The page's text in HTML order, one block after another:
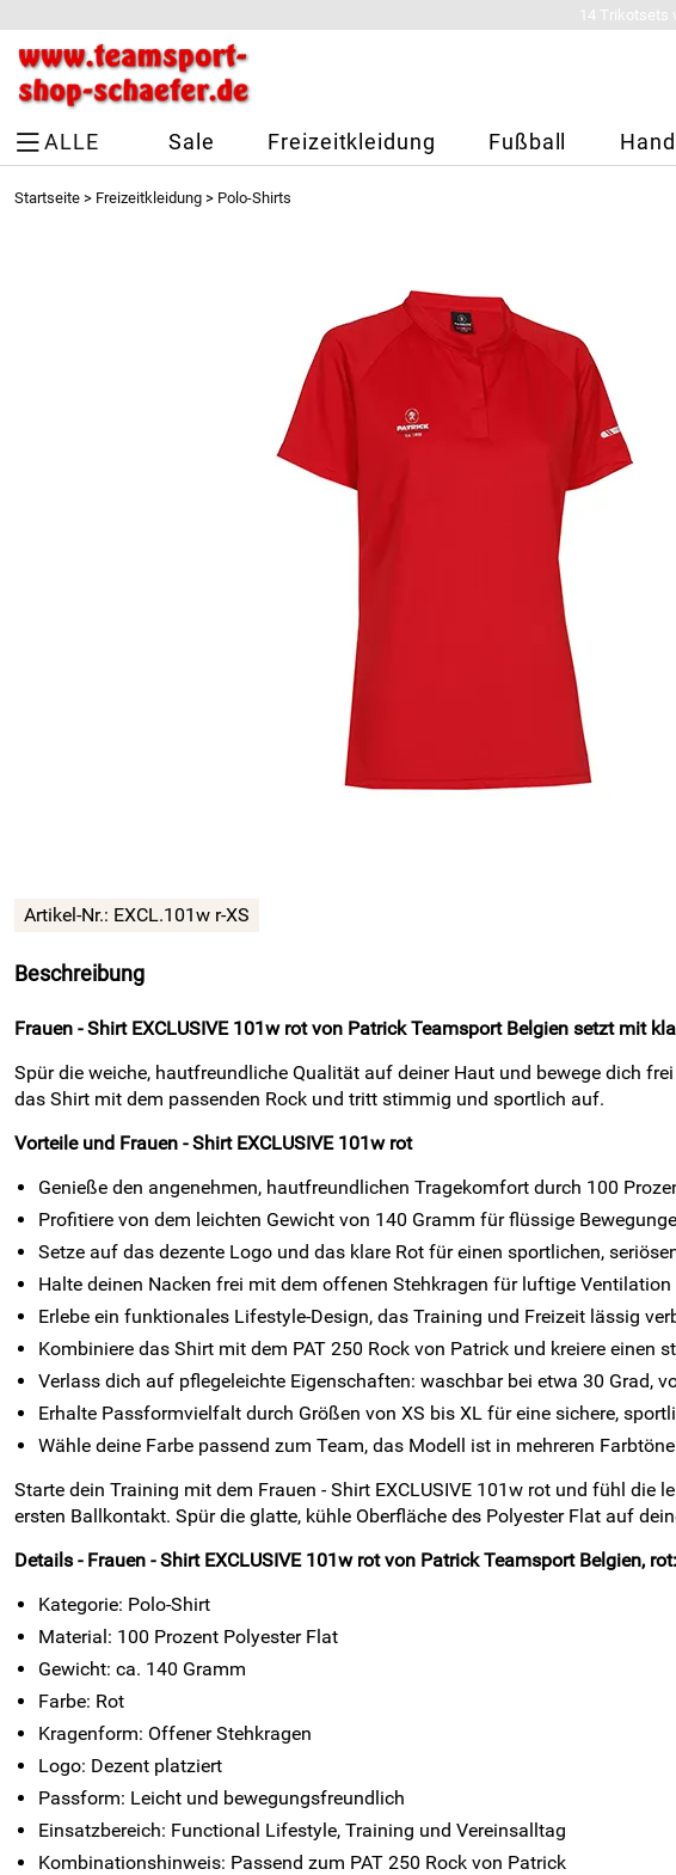
14 Trikotsets
ALLE Sale Freizeitkleidung Fußball
Startseite > Freizeitkleidung > Polo-Shirts
Artikel-Nr.: EXCL.101w r-XS
Beschreibung
Frauen - Shirt EXCLUSIVE 101w rot von Patrick Teamsport Belgien setzt mit
Spür die weiche, hautfreundliche Qualität auf deiner Haut und bewege dich
das Shirt mit dem passenden Rock und tritt stimmig und sportlich auf.
Vorteile und Frauen - Shirt EXCLUSIVE 101w rot
Genieße den angenehmen, hautfreundlichen Tragekomfort durch 100
Profitiere von dem leichten Gewicht von 140 Gramm für flüssige
Setze auf das dezente Logo und das klare Rot für einen sportlichen,
Halte deinen Nacken frei mit dem offenen Stehkragen für luftige
Erlebe ein funktionales Lifestyle-Design, das Training und Freizeit lässig
Kombiniere das Shirt mit dem PAT 250 Rock von Patrick und kreiere einen
Verlass dich auf pflegeleichte Eigenschaften: waschbar bei etwa 30 Grad,
Erhalte Passformvielfalt durch Größen von XS bis XL für eine sichere,
Wähle deine Farbe passend zum Team, das Modell ist in mehreren
Starte dein Training mit dem Frauen - Shirt EXCLUSIVE 101w rot und fühl
ersten Ballkontakt. Spür die glatte, kühle Oberfläche des Polyester Flat auf
Details - Frauen - Shirt EXCLUSIVE 101w rot von Patrick Teamsport Belgien, rot:
Kategorie: Polo-Shirt
Material: 100 Prozent Polyester Flat
Gewicht: ca. 140 Gramm
Farbe: Rot
Kragenform: Offener Stehkragen
Logo: Dezent platziert
Passform: Leicht und bewegungsfreundlich
Einsatzbereich: Functional Lifestyle, Training und Vereinsalltag
Kombinationshinweis: Passend zum PAT 250 Rock von Patrick